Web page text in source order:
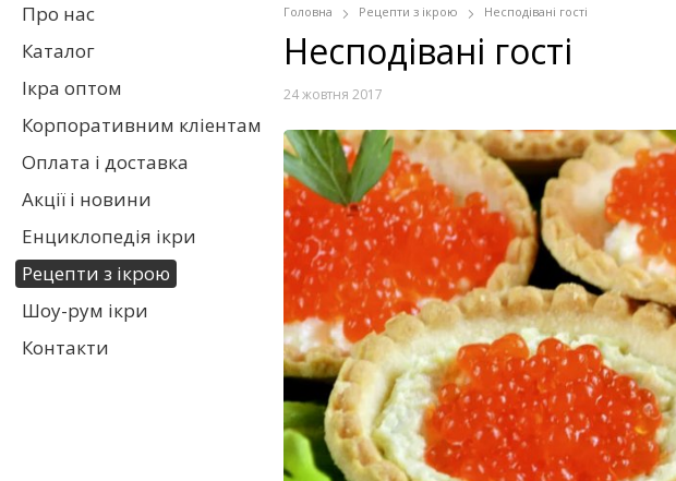
Головна Рецепти з ікрою Несподівані гості
Несподівані гості
24 жовтня 2017
Про нас
Каталог
Ікра оптом
Корпоративним кліентам
Оплата і доставка
Акції і новини
Енциклопедія ікри
Рецепти з ікрою
Шоу-рум ікри
Контакти